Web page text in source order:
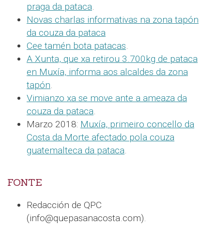
praga da pataca.
Novas charlas informativas na zona tapón
da couza da pataca
Cee tamén bota patacas.
A Xunta, que xa retirou 3.700kg de pataca
en Muxía, informa aos alcaldes da zona
tapón.
Vimianzo xa se move ante a ameaza da
couza da pataca.
Marzo 2018: Muxía, primeiro concello da
Costa da Morte afectado pola couza
guatemalteca da pataca.
FONTE
Redacción de QPC
(info@quepasanacosta.com).